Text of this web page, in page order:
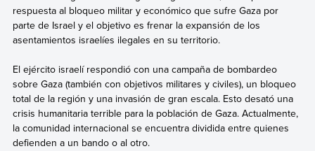
respuesta al bloqueo militar y económico que sufre Gaza por
parte de Israel y el objetivo es frenar la expansión de los
asentamientos israelíes ilegales en su territorio.
El ejército israelí respondió con una campaña de bombardeo
sobre Gaza (también con objetivos militares y civiles), un bloqueo
total de la región y una invasión de gran escala. Esto desató una
crisis humanitaria terrible para la población de Gaza. Actualmente,
la comunidad internacional se encuentra dividida entre quienes
defienden a un bando o al otro.